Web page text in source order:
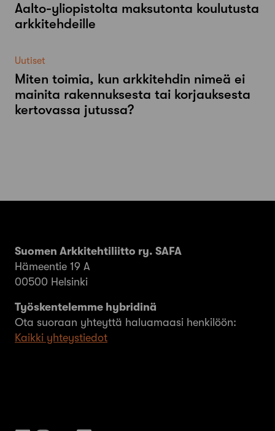
Aalto-​yliopistolta maksutonta koulutusta
arkkitehdeille
Uutiset
Miten toimia, kun arkkitehdin nimeä ei
mainita rakennuksesta tai korjauksesta
kertovassa jutussa?
Suomen Arkkitehtiliitto ry. SAFA
Hämeentie 19 A
00500 Helsinki
Työskentelemme hybridinä
Ota suoraan yhteyttä haluamaasi henkilöön:
Kaikki yhteystiedot